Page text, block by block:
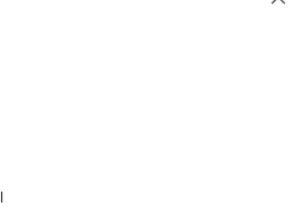
需綁卡、不需儲值。
訊認證，即可結帳。
後，再付款。